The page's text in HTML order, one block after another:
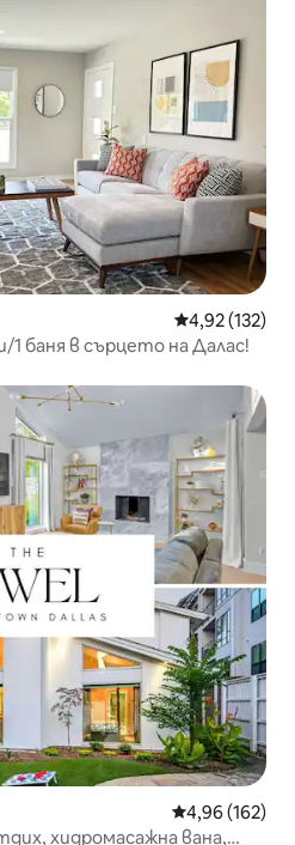
Средна
4,92 (132)
баня в сърцето на Далас!
Средна
4,96 (162)
хидромасажна вана,